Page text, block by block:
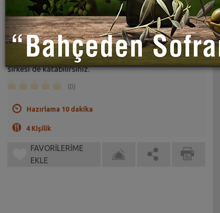
Patlıcanlı Selanik Salatası Tarifi
Sahrap Soysal
Bu salataya 2-3 yemek kaşığı kadar üzüm ya da elma
sirkesi de katabilirsiniz.
(0)
Hazırlama 10 dakika
4 Kişilik
FAVORİLERİME
EKLE